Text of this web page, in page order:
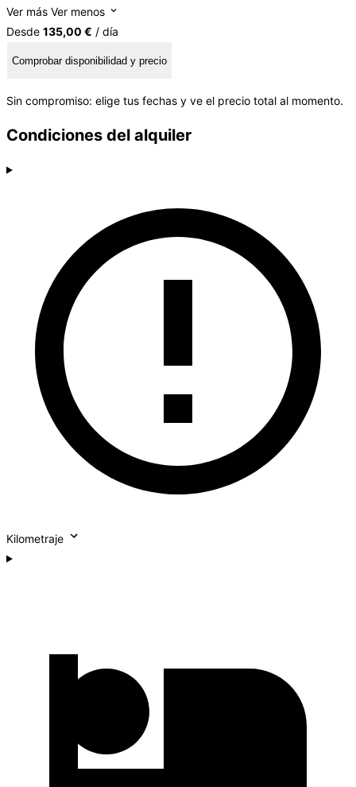
Ver más Ver menos
Desde 135,00 € / día
Comprobar disponibilidad y precio
Sin compromiso: elige tus fechas y ve el precio total al momento.
Condiciones del alquiler
Kilometraje